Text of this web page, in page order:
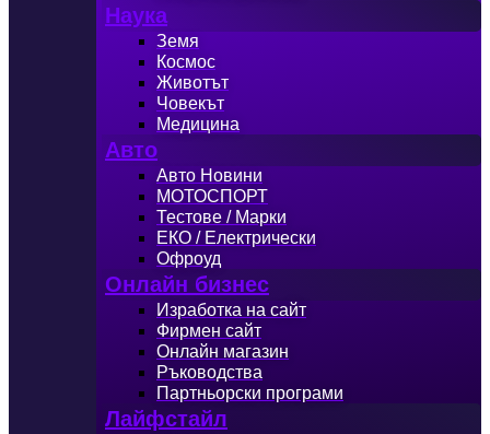
Наука
Земя
Космос
Животът
Човекът
Медицина
Авто
Авто Новини
МОТОСПОРТ
Тестове / Марки
ЕКО / Електрически
Офроуд
Онлайн бизнес
Изработка на сайт
Фирмен сайт
Онлайн магазин
Ръководства
Партньорски програми
Лайфстайл